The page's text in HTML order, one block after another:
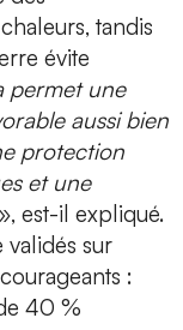
tandis
évite
permet une
aussi bien
protection
et une
est-il expliqué.
validés sur
:
40 %